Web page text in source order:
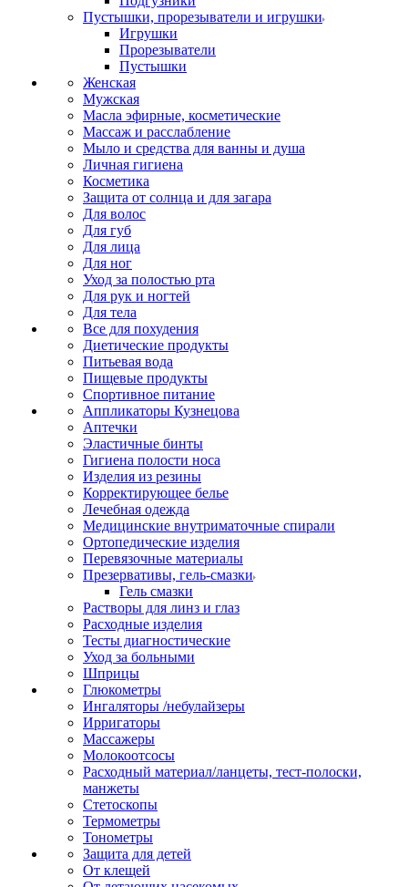
Пустышки, прорезыватели и игрушки
Игрушки
Прорезыватели
Пустышки
Женская
Мужская
Масла эфирные, косметические
Массаж и расслабление
Мыло и средства для ванны и душа
Личная гигиена
Косметика
Защита от солнца и для загара
Для волос
Для губ
Для лица
Для ног
Уход за полостью рта
Для рук и ногтей
Для тела
Все для похудения
Диетические продукты
Питьевая вода
Пищевые продукты
Спортивное питание
Аппликаторы Кузнецова
Аптечки
Эластичные бинты
Гигиена полости носа
Изделия из резины
Корректирующее белье
Лечебная одежда
Медицинские внутриматочные спирали
Ортопедические изделия
Перевязочные материалы
Презервативы, гель-смазки
Гель смазки
Растворы для линз и глаз
Расходные изделия
Тесты диагностические
Уход за больными
Шприцы
Глюкометры
Ингаляторы /небулайзеры
Ирригаторы
Массажеры
Молокоотсосы
Расходный материал/ланцеты, тест-полоски,
манжеты
Стетоскопы
Термометры
Тонометры
Защита для детей
От клещей